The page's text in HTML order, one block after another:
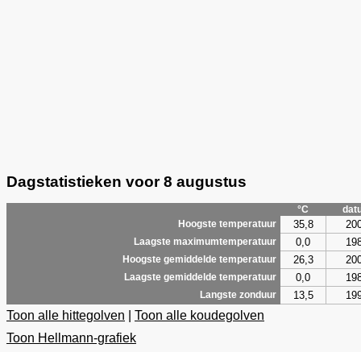
Dagstatistieken voor 8 augustus
°C
Hoogste temperatuur
35,8
Laagste maximumtemperatuur 0,0
Hoogste gemiddelde temperatuur 26,3
Laagste gemiddelde temperatuur 0,0
Langste zonduur 13,5
Toon alle hittegolven
Toon alle koudegolven
Toon Hellmann-grafiek